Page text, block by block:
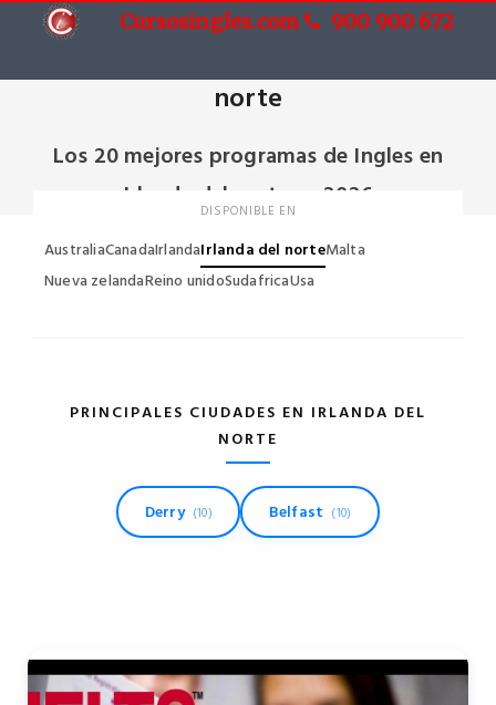
Cursosingles.com 900 900 672
norte
Los 20 mejores programas de Ingles en
Irlanda del norte en 2026
DISPONIBLE EN
AustraliaCanadaIrlandaIrlanda del norteMalta
Nueva zelandaReino unidoSudafricaUsa
PRINCIPALES CIUDADES EN IRLANDA DEL
NORTE
Derry (10) Belfast (10)